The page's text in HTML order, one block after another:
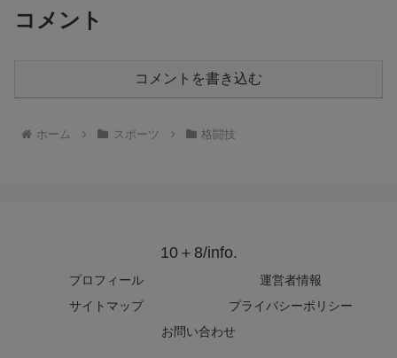
コメント
コメントを書き込む
ホーム スポーツ 格闘技
10＋8/info.
プロフィール
運営者情報
サイトマップ
プライバシーポリシー
お問い合わせ